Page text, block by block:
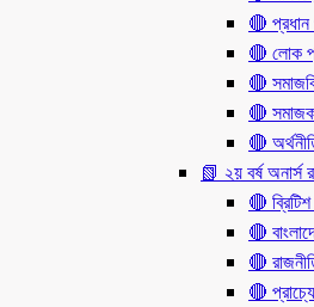
🔴
🔴 লোক
🔴
🔴
🔴
📗 ২য় বর্ষ অনার্স
🔴
🔴
🔴
🔴